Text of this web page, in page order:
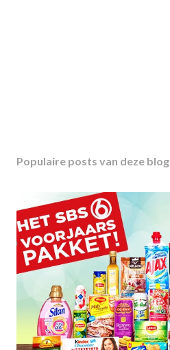
Populaire posts van deze blog